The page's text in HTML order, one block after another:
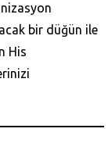
bir düğün ile
His